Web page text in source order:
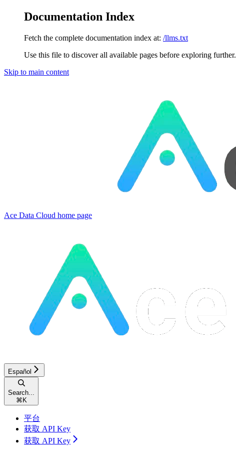
Documentation Index
Fetch the complete documentation index at: /llms.txt
Use this file to discover all available pages before exploring further.
Skip to main content
Ace Data Cloud home page
Español
Search...
⌘ K
平台
获取 API Key
获取 API Key